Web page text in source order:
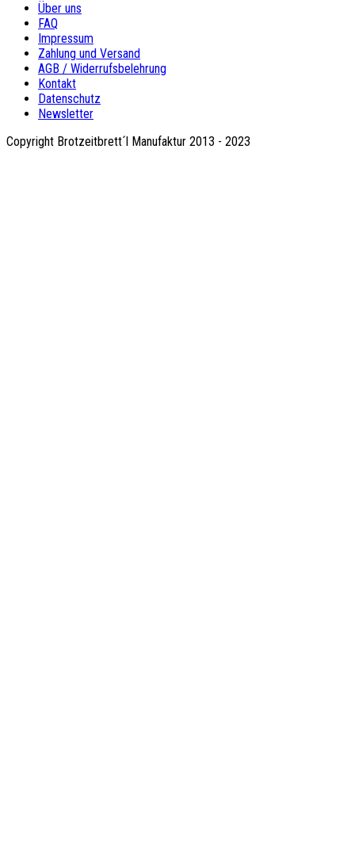
Über uns
FAQ
Impressum
Zahlung und Versand
AGB / Widerrufsbelehrung
Kontakt
Datenschutz
Newsletter
Copyright Brotzeitbrett´l Manufaktur 2013 - 2023